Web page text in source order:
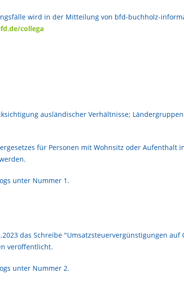
wird in der Mitteilung von bfd-buchholz-
collega
ausländischer Verhältnisse;
für Personen mit Wohnsitz oder Aufenthalt
unter Nummer 1.
das Schreibe "Umsatzsteuervergünstigungen auf
veröffentlicht.
unter Nummer 2.